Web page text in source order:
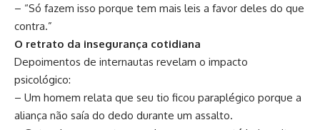
– “Só fazem isso porque tem mais leis a favor deles do que
contra.”
O retrato da insegurança cotidiana
Depoimentos de internautas revelam o impacto
psicológico:
– Um homem relata que seu tio ficou paraplégico porque a
aliança não saía do dedo durante um assalto.